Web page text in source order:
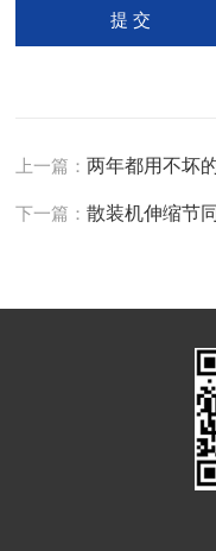
上一篇：两年都用不坏
下一篇：散装机伸缩节